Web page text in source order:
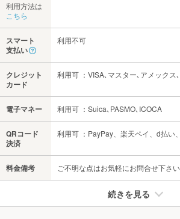
利用方法は
こちら
スマート
支払い
利用不可
クレジット
カード
利用可 ：VISA､マスター､アメックス
電子マネー 利用可 ：Suica､PASMO､ICOCA
QRコード
決済
利用可 ：PayPay、楽天ペイ、d払い
料金備考 ご不明な点はお気軽にお問合せ下さい
続きを見る